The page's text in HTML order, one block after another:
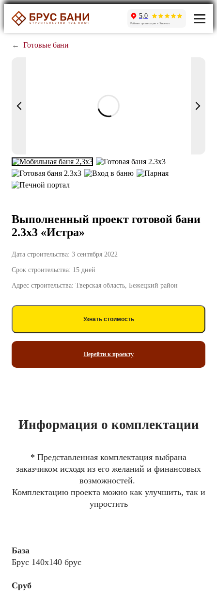
5,0
Рейтинг организации в Яндексе
← Готовые бани
Выполненный проект готовой бани
2.3х3 «Истра»
Дата строительства: 3 сентября 2022
Срок строительства: 15 дней
Адрес строительства: Тверская область, Бежецкий район
Узнать стоимость
Перейти к проекту
Информация о комплектации
* Представленная комплектация выбрана
заказчиком исходя из его желаний и финансовых
возможностей.
Комплектацию проекта можно как улучшить, так и
упростить
База
Брус 140x140 брус
Сруб